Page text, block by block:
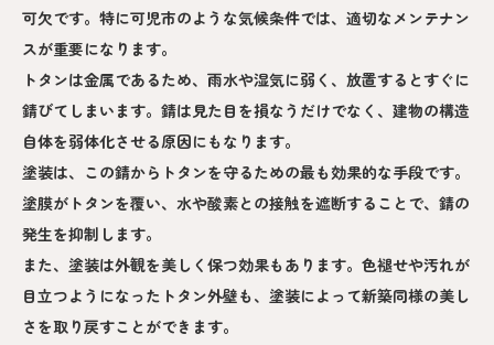
可欠です。特に可児市のような気候条件では、適切なメンテナン
スが重要になります。
トタンは金属であるため、雨水や湿気に弱く、放置するとすぐに
錆びてしまいます。錆は見た目を損なうだけでなく、建物の構造
自体を弱体化させる原因にもなります。
塗装は、この錆からトタンを守るための最も効果的な手段です。
塗膜がトタンを覆い、水や酸素との接触を遮断することで、錆の
発生を抑制します。
また、塗装は外観を美しく保つ効果もあります。色褪せや汚れが
目立つようになったトタン外壁も、塗装によって新築同様の美し
さを取り戻すことができます。